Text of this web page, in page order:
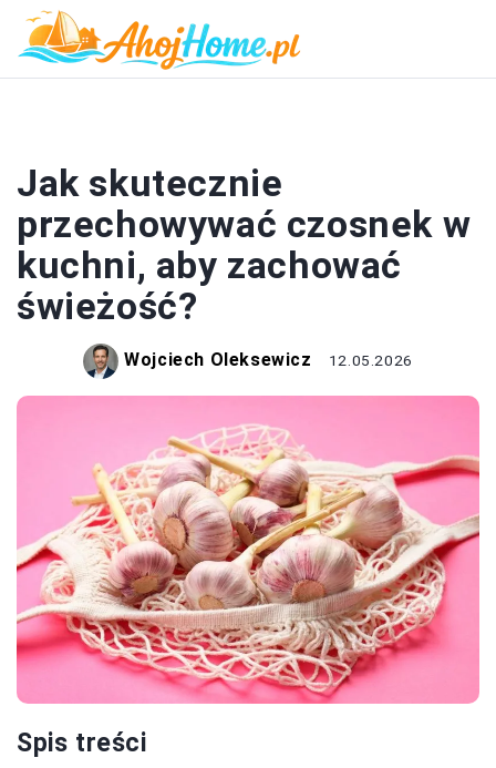
Jak skutecznie
przechowywać czosnek w
kuchni, aby zachować
świeżość?
Wojciech Oleksewicz 12.05.2026
Spis treści